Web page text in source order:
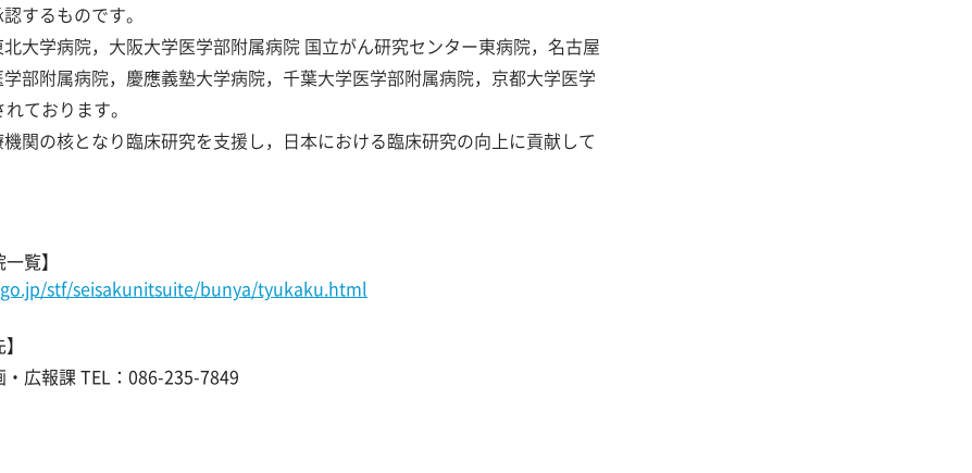
するものです。
大学病院，大阪大学医学部附属病院 国立がん研究センター東病院，名古屋
部附属病院，慶應義塾大学病院，千葉大学医学部附属病院，京都大学医学
ております。
関の核となり臨床研究を支援し，日本における臨床研究の向上に貢献して
覧】
stf/seisakunitsuite/bunya/tyukaku.html
広報課 TEL：086-235-7849